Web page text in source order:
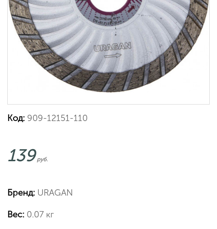
Код: 909-12151-110
139 руб.
Бренд: URAGAN
Вес: 0.07 кг